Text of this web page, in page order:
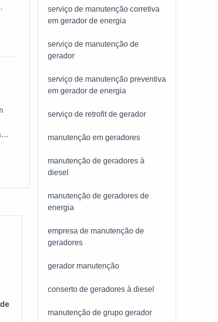
o
serviço de manutenção corretiva
em gerador de energia
serviço de manutenção de
gerador
serviço de manutenção preventiva
em gerador de energia
serviço de retrofit de gerador
manutenção em geradores
manutenção de geradores à
diesel
manutenção de geradores de
energia
empresa de manutenção de
geradores
gerador manutenção
conserto de geradores à diesel
manutenção de grupo gerador